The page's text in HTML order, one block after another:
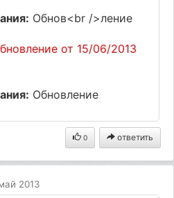
Обнов<br />ление
от 15/06/2013
Обновление
0 ответить
2013